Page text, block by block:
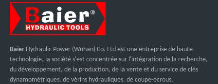
Baier Hydraulic Power (Wuhan) Co. Ltd est une entreprise de haute
technologie, la société s'est concentrée sur l'intégration de la recherche,
du développement, de la production, de la vente et du service de clés
dynamométriques, de vérins hydrauliques, de coupe-écrous,